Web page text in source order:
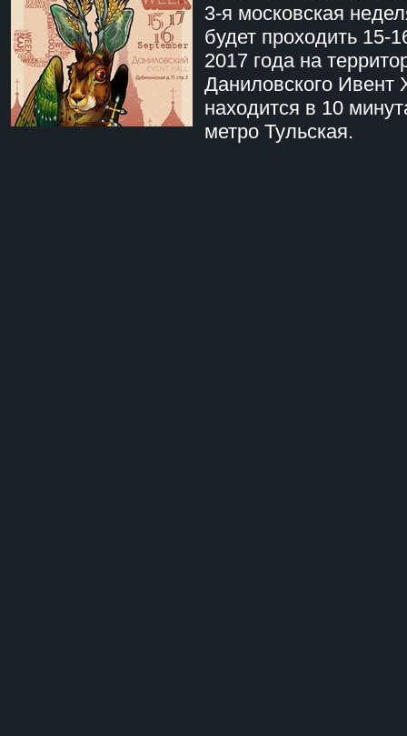
3-я московская
будет проходить 15-
2017 года на
Даниловского Ивент
находится в 10
метро Тульская.